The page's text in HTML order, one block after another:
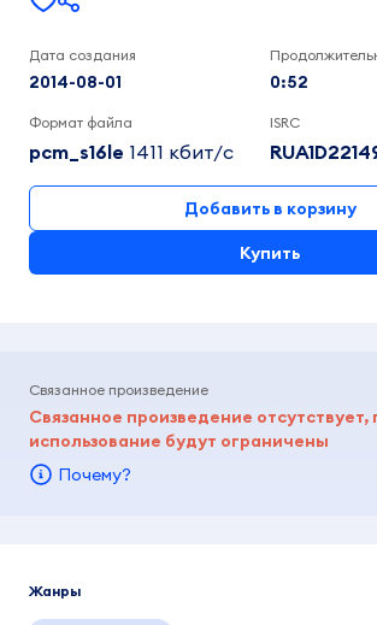
Дата создания
2014-08-01 0:52
Формат файла
pcm_s16le 1411 кбит/c
ISRC
Добавить в корзину
Купить
Связанное произведение
Связанное произведение отсутствует,
использование будут ограничены
Почему?
Жанры